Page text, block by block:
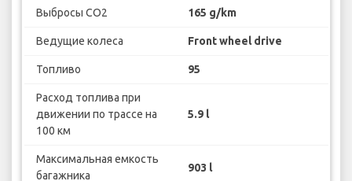
Выбросы CO2 165 g/km
Ведущие колеса Front wheel drive
Топливо 95
Расход топлива при
движении по трассе на
100 км
5.9 l
Максимальная емкость
багажника
903 l